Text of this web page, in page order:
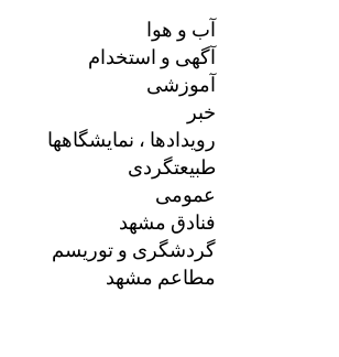
آب و هوا
آگهی و استخدام
آموزشی
خبر
رویدادها ، نمایشگاهها
طبیعتگردی
عمومی
فنادق مشهد
گردشگری و توریسم
مطاعم مشهد